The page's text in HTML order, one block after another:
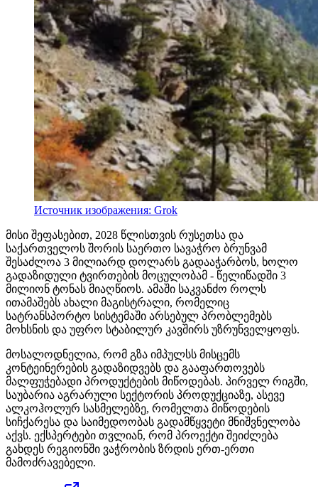
Источник изображения: Grok
მისი შეფასებით, 2028 წლისთვის რუსეთსა და
საქართველოს შორის საერთო სავაჭრო ბრუნვამ
შესაძლოა 3 მილიარდ დოლარს გადააჭარბოს, ხოლო
გადაზიდული ტვირთების მოცულობამ - წელიწადში 3
მილიონ ტონას მიაღწიოს. ამაში საკვანძო როლს
ითამაშებს ახალი მაგისტრალი, რომელიც
სატრანსპორტო სისტემაში არსებულ პრობლემებს
მოხსნის და უფრო სტაბილურ კავშირს უზრუნველყოფს.
მოსალოდნელია, რომ გზა იმპულსს მისცემს
კონტეინერების გადაზიდვებს და გააფართოვებს
მალფუჭებადი პროდუქტების მიწოდებას. პირველ რიგში,
საუბარია აგრარული სექტორის პროდუქციაზე, ასევე
ალკოჰოლურ სასმელებზე, რომელთა მიწოდების
სიჩქარესა და საიმედოობას გადამწყვეტი მნიშვნელობა
აქვს. ექსპერტები თვლიან, რომ პროექტი შეიძლება
გახდეს რეგიონში ვაჭრობის ზრდის ერთ-ერთი
მამოძრავებელი.